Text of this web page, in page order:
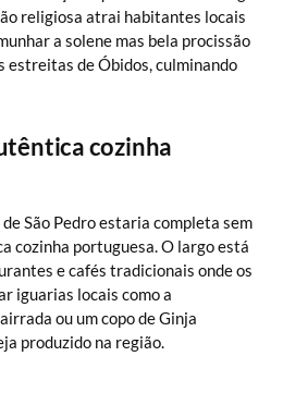
religiosa atrai habitantes locais
a solene mas bela procissão
estreitas de Óbidos, culminando
cozinha
São Pedro estaria completa sem
cozinha portuguesa. O largo está
e cafés tradicionais onde os
iguarias locais como a
ou um copo de Ginja
produzido na região.